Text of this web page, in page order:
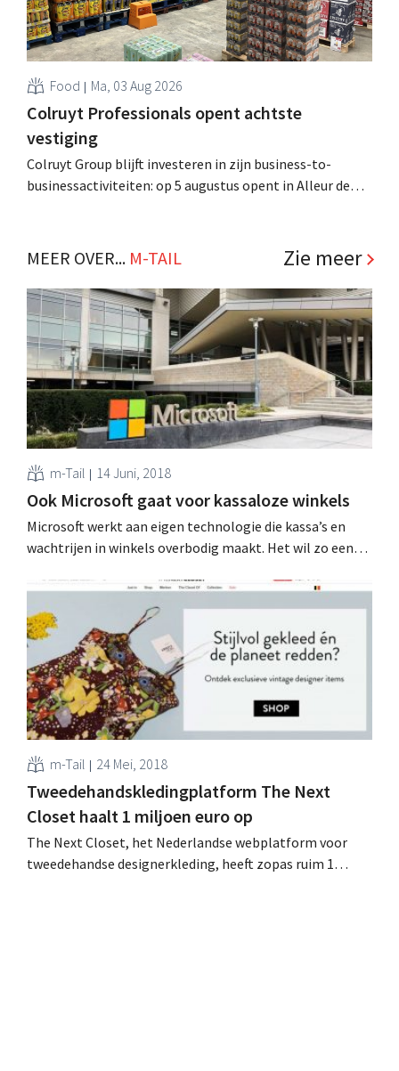
Food Ma, 03 Aug 2026
Colruyt Professionals opent achtste
vestiging
Colruyt Group blijft investeren in zijn business-to-
businessactiviteiten: op 5 augustus opent in Alleur de
klanten. .
MEER OVER... M-TAIL Zie meer
m-Tail 14 Juni, 2018
Ook Microsoft gaat voor kassaloze winkels
Microsoft werkt aan eigen technologie die kassa’s en
wachtrijen in winkels overbodig maakt. Het wil zo een
strijd tegen Amazon Go. Winkelkar automatisch
scannen Kassaloze winkels zijn de nieuwe hype in
retailland, zeker in supermarkten en buurtwinkels:
behalve de volledig kassaloze...
m-Tail 24 Mei, 2018
Tweedehandskledingplatform The Next
Closet haalt 1 miljoen euro op
The Next Closet, het Nederlandse webplatform voor
tweedehandse designerkleding, heeft zopas ruim 1